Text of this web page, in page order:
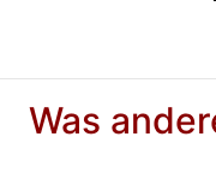
Was